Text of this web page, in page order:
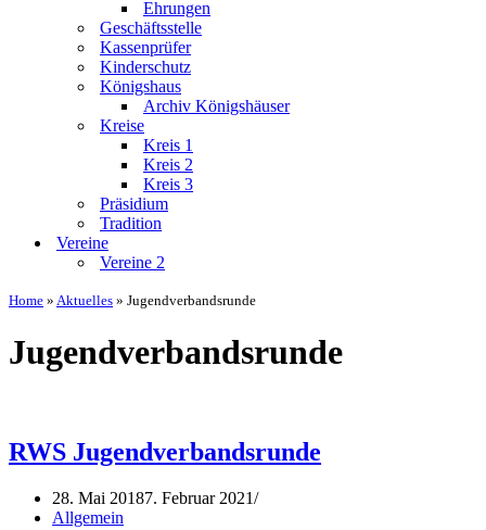
Ehrungen
Geschäftsstelle
Kassenprüfer
Kinderschutz
Königshaus
Archiv Königshäuser
Kreise
Kreis 1
Kreis 2
Kreis 3
Präsidium
Tradition
Vereine
Vereine 2
Home » Aktuelles » Jugendverbandsrunde
Jugendverbandsrunde
RWS Jugendverbandsrunde
28. Mai 20187. Februar 2021
Allgemein